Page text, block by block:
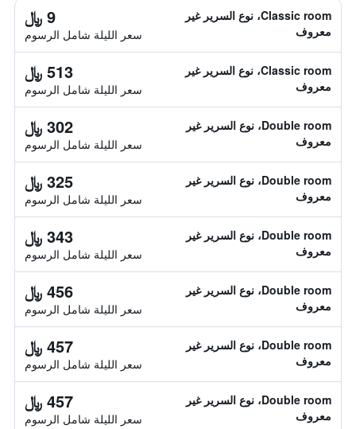
Classic room، نوع السرير غير
معروف
9 ﷼
سعر الليلة شامل الرسوم
Classic room، نوع السرير غير
معروف
513 ﷼
سعر الليلة شامل الرسوم
Double room، نوع السرير غير
معروف
302 ﷼
سعر الليلة شامل الرسوم
Double room، نوع السرير غير
معروف
325 ﷼
سعر الليلة شامل الرسوم
Double room، نوع السرير غير
معروف
343 ﷼
سعر الليلة شامل الرسوم
Double room، نوع السرير غير
معروف
456 ﷼
سعر الليلة شامل الرسوم
Double room، نوع السرير غير
معروف
457 ﷼
سعر الليلة شامل الرسوم
Double room، نوع السرير غير
معروف
457 ﷼
سعر الليلة شامل الرسوم